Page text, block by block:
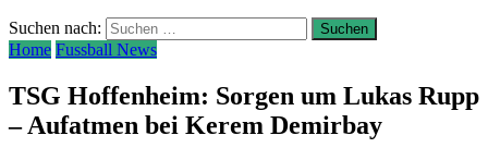
Suchen nach:
Home Fussball News
TSG Hoffenheim: Sorgen um Lukas Rupp
– Aufatmen bei Kerem Demirbay